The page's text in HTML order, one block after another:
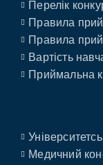
Перелік
Правила
Правила
Вартість
Приймальна
Медичний